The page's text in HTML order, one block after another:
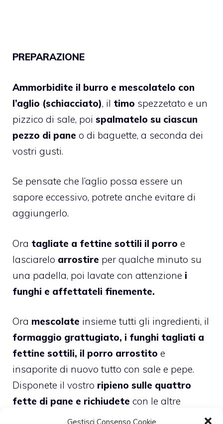
Gestisci Consenso Cookie
PREPARAZIONE
Ammorbidite il burro e mescolatelo con
l’aglio (schiacciato), il timo spezzetato e un
pizzico di sale, poi spalmatelo su ciascun
pezzo di pane o di baguette, a seconda dei
vostri gusti.
Se pensate che l’aglio possa essere un
sapore eccessivo, potrete anche evitare di
aggiungerlo.
Ora tagliate a fettine sottili il porro e
lasciarelo arrostire per qualche minuto su
una padella, poi lavate con attenzione i
funghi e affettateli finemente.
Ora mescolate insieme tutti gli ingredienti, il
formaggio grattugiato, i funghi tagliati a
fettine sottili, il porro arrostito e
insaporite di nuovo tutto con sale e pepe.
Disponete il vostro ripieno sulle quattro
fette di pane e richiudete con le altre